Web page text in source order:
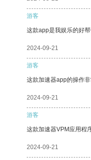
游客
这款app是我娱乐的好
2024-09-21
游客
这款加速器app的操作
2024-09-21
游客
这款加速器VPM应用程
2024-09-21